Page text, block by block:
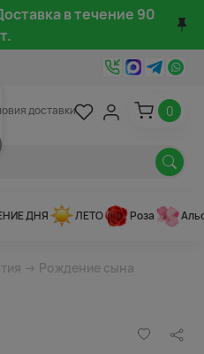
в течение 90
доставки 0
ДНЯ ЛЕТО Роза
→ Рождение сына